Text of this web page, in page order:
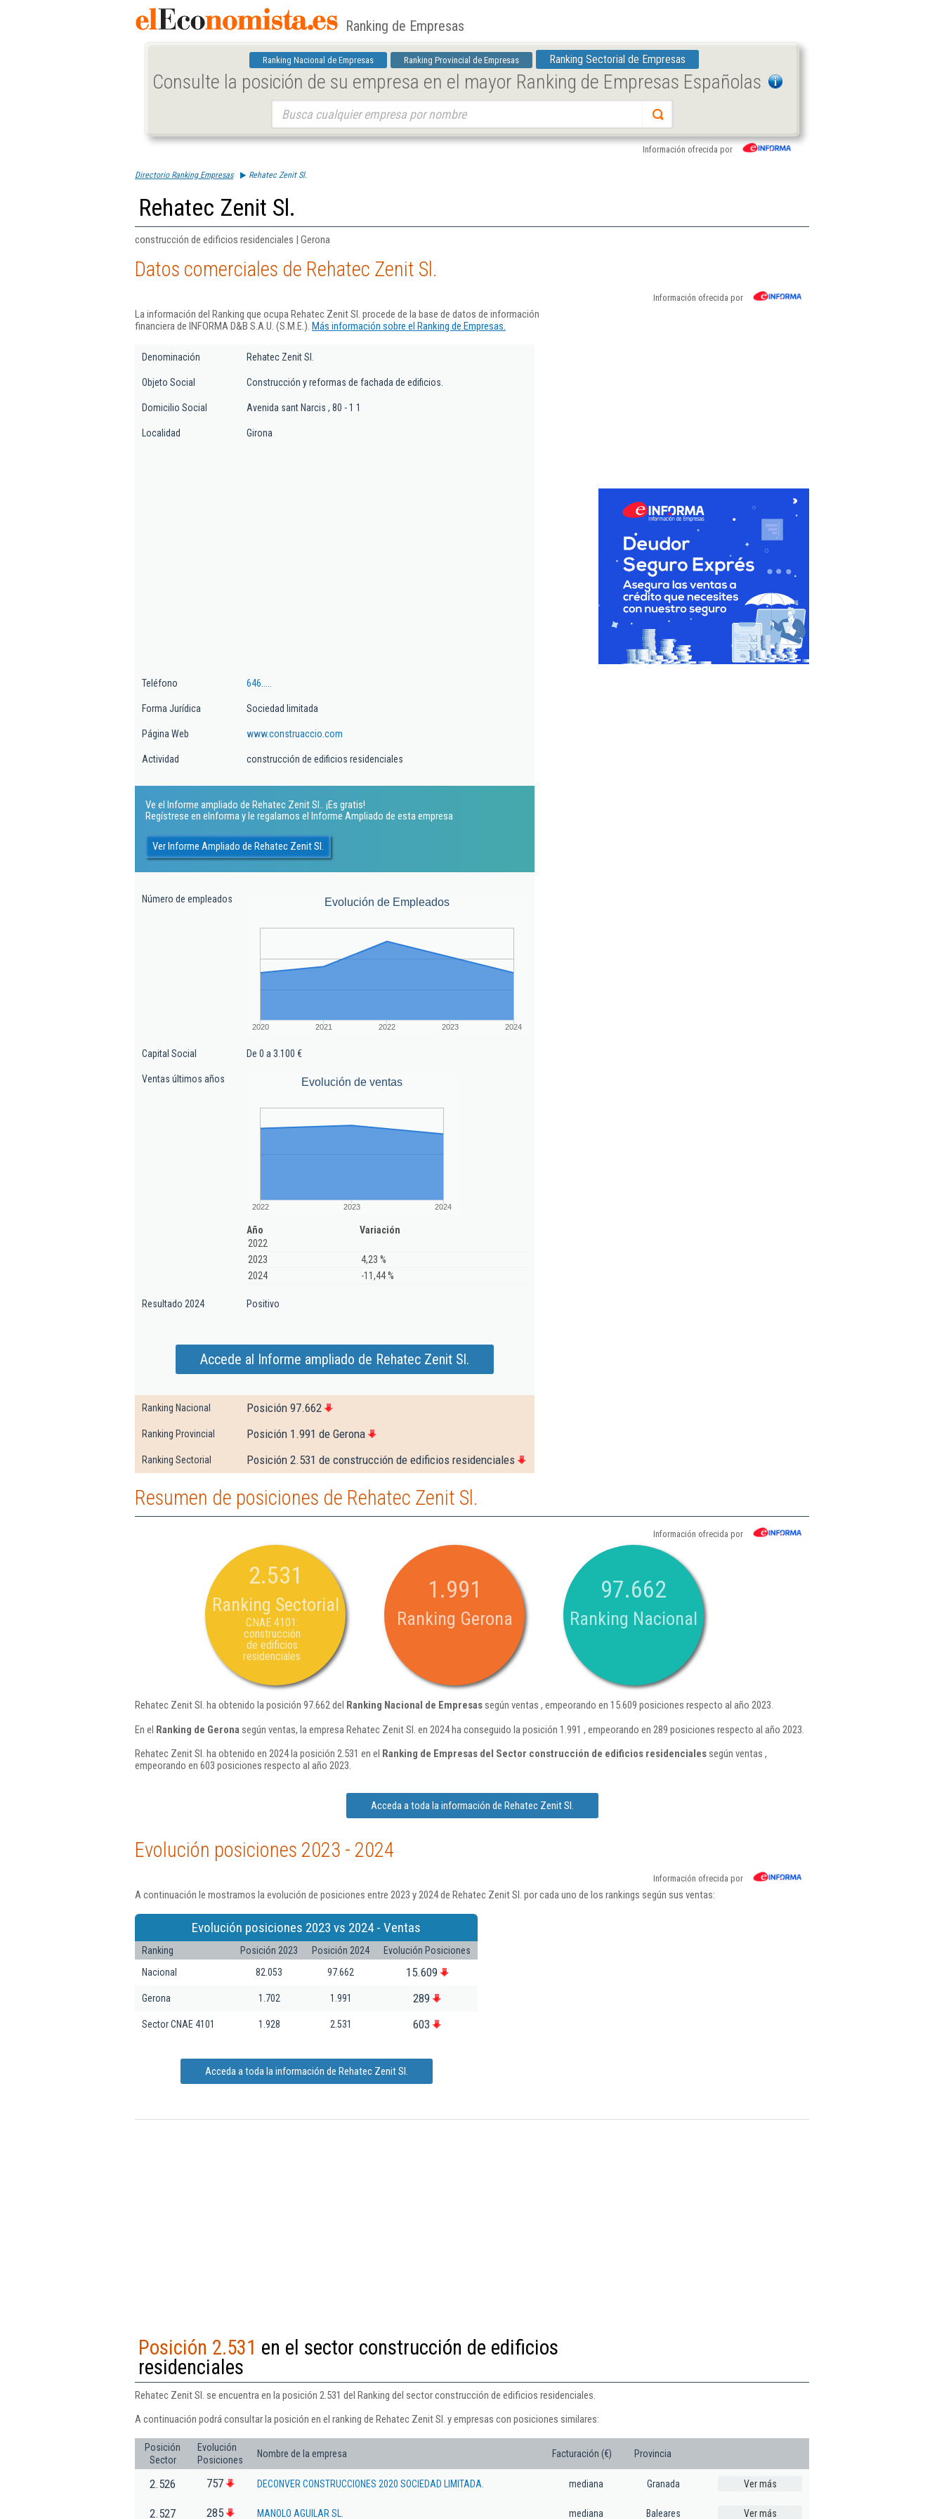
Ranking de Empresas
Ranking Nacional de Empresas Ranking Provincial de Empresas Ranking Sectorial de Empresas
Consulte la posición de su empresa en el mayor Ranking de Empresas Españolas
Información ofrecida por
Directorio Ranking Empresas Rehatec Zenit Sl.
Rehatec Zenit Sl.
construcción de edificios residenciales | Gerona
Datos comerciales de Rehatec Zenit Sl.
Información ofrecida por
La información del Ranking que ocupa Rehatec Zenit Sl. procede de la base de datos de información
financiera de INFORMA D&B S.A.U. (S.M.E.). Más información sobre el Ranking de Empresas.
Denominación Rehatec Zenit Sl.
Objeto Social Construcción y reformas de fachada de edificios.
Domicilio Social Avenida sant Narcis , 80 - 1 1
Localidad Girona
Teléfono 646.....
Forma Jurídica Sociedad limitada
Página Web www.construaccio.com
Actividad construcción de edificios residenciales
Ve el Informe ampliado de Rehatec Zenit Sl.. ¡Es gratis!
Regístrese en eInforma y le regalamos el Informe Ampliado de esta empresa
Ver Informe Ampliado de Rehatec Zenit Sl.
Número de empleados Evolución de Empleados
2020 2021 2022 2023 2024
Capital Social De 0 a 3.100 €
Ventas últimos años Evolución de ventas
2022 2023 2024
Año
Variación
2022
2023
4,23 %
2024
-11,44 %
Resultado 2024 Positivo
Accede al Informe ampliado de Rehatec Zenit Sl.
Ranking Nacional Posición 97.662
Ranking Provincial Posición 1.991 de Gerona
Ranking Sectorial Posición 2.531 de construcción de edificios residenciales
Resumen de posiciones de Rehatec Zenit Sl.
Información ofrecida por
2.531
Ranking Sectorial
CNAE 4101:
construcción
de edificios
residenciales
1.991
Ranking Gerona
97.662
Ranking Nacional
Rehatec Zenit Sl. ha obtenido la posición 97.662 del Ranking Nacional de Empresassegún ventas , empeorando en 15.609 posiciones respecto al año 2023.
En el Ranking de Gerona según ventas, la empresa Rehatec Zenit Sl. en 2024 ha conseguido la posición 1.991 , empeorando en 289 posiciones respecto al año 2023.
Rehatec Zenit Sl. ha obtenido en 2024 la posición 2.531 en el Ranking de Empresas del Sector construcción de edificios residencialessegún ventas ,
empeorando en 603 posiciones respecto al año 2023.
Acceda a toda la información de Rehatec Zenit Sl.
Evolución posiciones 2023 - 2024
Información ofrecida por
A continuación le mostramos la evolución de posiciones entre 2023 y 2024 de Rehatec Zenit Sl. por cada uno de los rankings según sus ventas:
Evolución posiciones 2023 vs 2024 - Ventas
Ranking Posición 2023 Posición 2024
Evolución Posiciones
Nacional
82.053 97.662 15.609
Gerona 1.702 1.991 289
Sector CNAE 4101 1.928 2.531 603
Acceda a toda la información de Rehatec Zenit Sl.
Posición 2.531 en el sector construcción de edificios
residenciales
Rehatec Zenit Sl. se encuentra en la posición 2.531 del Ranking del sector construcción de edificios residenciales.
A continuación podrá consultar la posición en el ranking de Rehatec Zenit Sl. y empresas con posiciones similares:
Posición
Sector
Evolución
Posiciones
Nombre de la empresa Facturación (€) Provincia
2.526 757 DECONVER CONSTRUCCIONES 2020 SOCIEDAD LIMITADA. mediana Granada Ver más
2.527 285 MANOLO AGUILAR SL. mediana Baleares Ver más